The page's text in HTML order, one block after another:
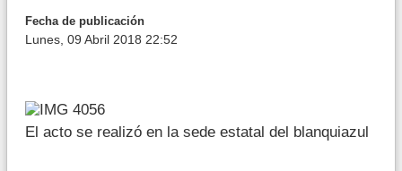
Fecha de publicación
Lunes, 09 Abril 2018 22:52
El acto se realizó en la sede estatal del blanquiazul